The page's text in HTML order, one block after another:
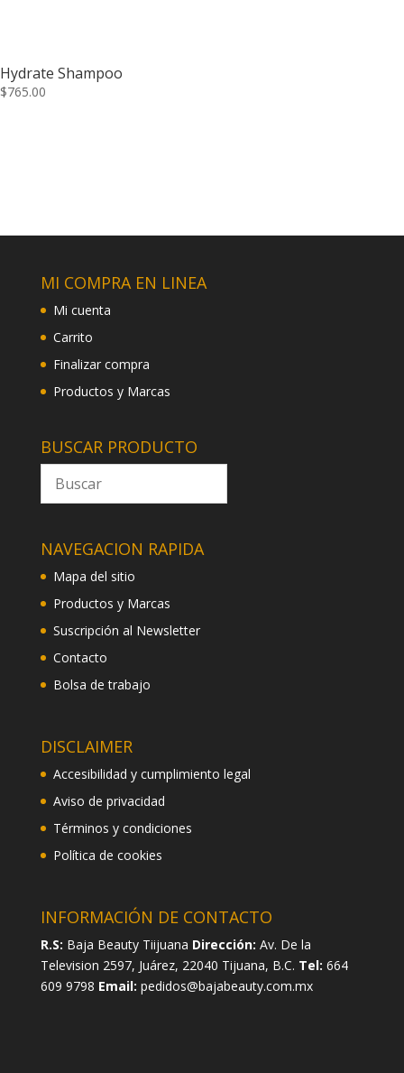
Hydrate Shampoo
$765.00
MI COMPRA EN LINEA
Mi cuenta
Carrito
Finalizar compra
Productos y Marcas
BUSCAR PRODUCTO
NAVEGACION RAPIDA
Mapa del sitio
Productos y Marcas
Suscripción al Newsletter
Contacto
Bolsa de trabajo
DISCLAIMER
Accesibilidad y cumplimiento legal
Aviso de privacidad
Términos y condiciones
Política de cookies
INFORMACIÓN DE CONTACTO
R.S: Baja Beauty Tiijuana Dirección: Av. De la
Television 2597, Juárez, 22040 Tijuana, B.C. Tel: 664
609 9798 Email: pedidos@bajabeauty.com.mx